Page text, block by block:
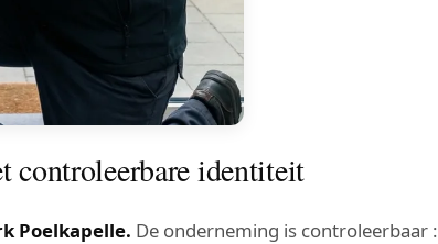
controleerbare identiteit
Poelkapelle. De onderneming is controleerbaar :